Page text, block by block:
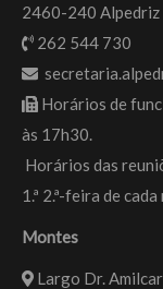
2460-240 Alpedriz
262 544 730
Horários de
às 17h30.
Horários das
1.ª 2.ª-feira de
Montes
Largo Dr.